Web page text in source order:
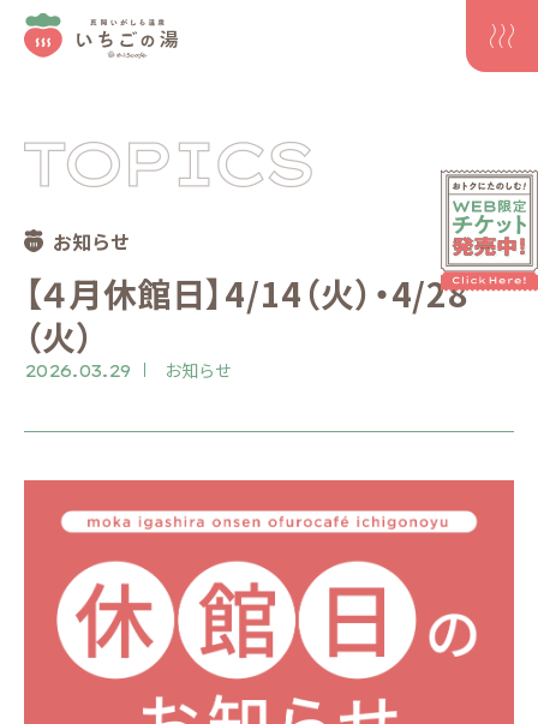
お知らせ
【４月休館日】4/14（火）・4/28
（火）
2026.03.29 お知らせ